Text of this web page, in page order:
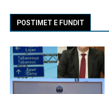
POSTIMET E FUNDIT